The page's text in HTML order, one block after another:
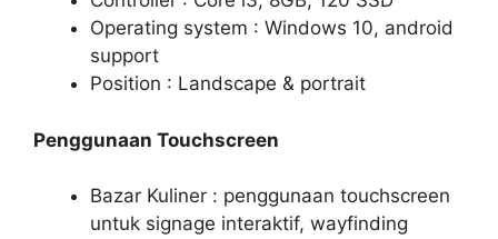
Operating system : Windows 10, android
support
Position : Landscape & portrait
Penggunaan Touchscreen
Bazar Kuliner : penggunaan touchscreen
untuk signage interaktif, wayfinding